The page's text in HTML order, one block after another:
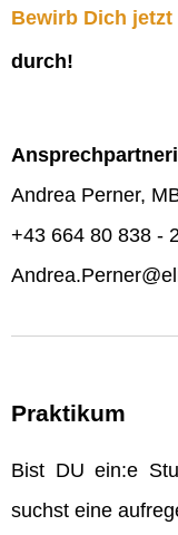
Bewirb Dich
durch!
Andrea Perner,
+43 664 80 838 -
Praktikum
Bist DU ein:e
suchst eine